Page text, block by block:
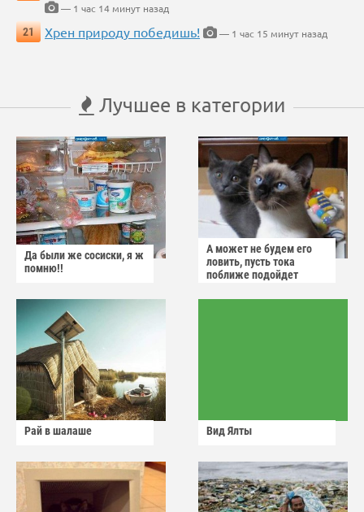
— 1 час 14 минут назад
21
Хрен природу победишь! — 1 час 15 минут назад
Лучшее в категории
Да были же сосиски, я ж
помню!!
А может не будем его
ловить, пусть тока
поближе подойдет
Рай в шалаше Вид Ялты